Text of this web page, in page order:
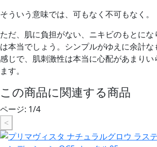
そういう意味では、可もなく不可もなく。
ただ、肌に負担がない、ニキビのもとに
は本当でしょう。シンプルがゆえに余計
感じで、肌刺激性は本当に心配があまりい
ます。
この商品に関連する商品
ページ: 1/4
<